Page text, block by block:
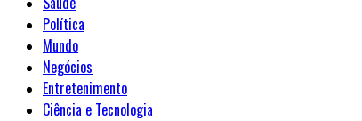
Política
Mundo
Negócios
Entretenimento
Ciência e Tecnologia